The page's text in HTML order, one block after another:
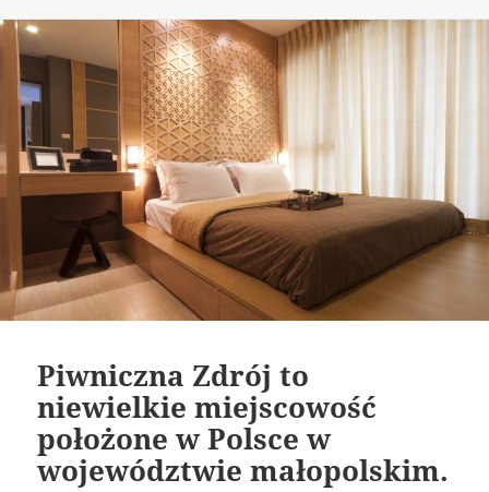
Piwniczna Zdrój to
niewielkie miejscowość
położone w Polsce w
województwie małopolskim.